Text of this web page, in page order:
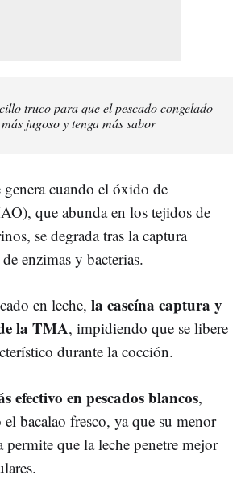
truco para que el pescado congelado
jugoso y tenga más sabor
genera cuando el óxido de
que abunda en los tejidos de
se degrada tras la captura
enzimas y bacterias.
en leche, la caseína captura y
la TMA, impidiendo que se libere
durante la cocción.
efectivo en pescados blancos,
bacalao fresco, ya que su menor
permite que la leche penetre mejor